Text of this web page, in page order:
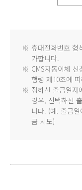
※ 휴대전화번호 형
가합니다.
※ CMS자동이체
행령 제10조에
※ 정하신 출금일자
경우, 선택하신
니다. (예. 출금
금 시도)